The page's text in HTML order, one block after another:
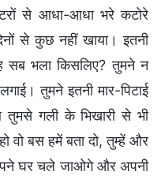
से आधा-आधा भरे कटोरे
से कुछ नहीं खाया। इतनी
सब भला किसलिए? तुमने न
तुमने इतनी मार-पिटाई
गली के भिखारी से भी
वो बस हमें बता दो, तुम्हें और
घर चले जाओगे और अपनी